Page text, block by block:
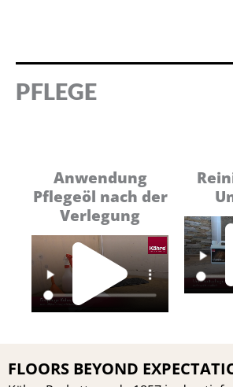
PFLEGE
Anwendung
Pflegeöl nach der
Verlegung
FLOORS BEYOND